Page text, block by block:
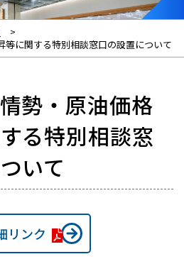
等に関する特別相談窓口の設置について
勢・原油価格
る特別相談窓
いて
リンク